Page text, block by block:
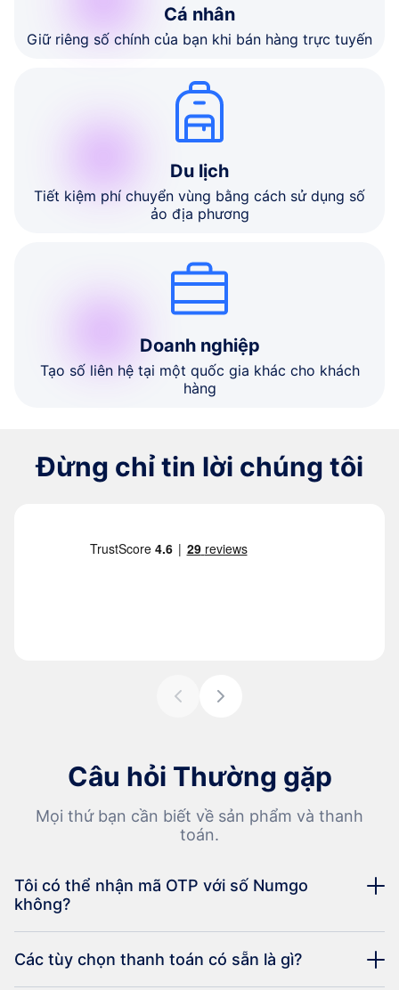
Cá nhân
Giữ riêng số chính của bạn khi bán hàng trực tuyến
Du lịch
Tiết kiệm phí chuyển vùng bằng cách sử dụng số
ảo địa phương
Doanh nghiệp
Tạo số liên hệ tại một quốc gia khác cho khách
hàng
Đừng chỉ tin lời chúng tôi
Câu hỏi Thường gặp
Mọi thứ bạn cần biết về sản phẩm và thanh
toán.
Tôi có thể nhận mã OTP với số Numgo
không?
Các tùy chọn thanh toán có sẵn là gì?